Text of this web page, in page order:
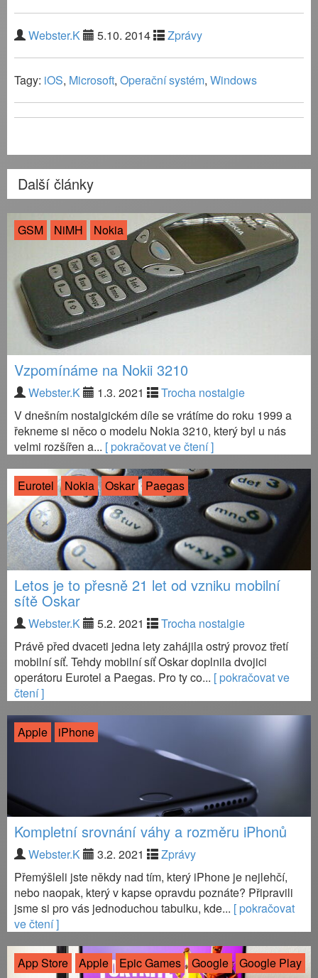
Webster.K 5.10. 2014 Zprávy
Tagy: iOS, Microsoft, Operační systém, Windows
Další články
GSM NiMH Nokia
Vzpomínáme na Nokii 3210
Webster.K 1.3. 2021
Trocha nostalgie
V dnešním nostalgickém díle se vrátíme do roku 1999 a
řekneme si něco o modelu Nokia 3210, který byl u nás
velmi rozšířen a... [ pokračovat ve čtení ]
Eurotel Nokia Oskar Paegas
Letos je to přesně 21 let od vzniku mobilní
sítě Oskar
Webster.K 5.2. 2021
Trocha nostalgie
Právě před dvaceti jedna lety zahájila ostrý provoz třetí
mobilní síť. Tehdy mobilní síť Oskar doplnila dvojici
operátoru Eurotel a Paegas. Pro ty co... [ pokračovat ve
čtení ]
Apple iPhone
Kompletní srovnání váhy a rozměru iPhonů
Webster.K 3.2. 2021
Zprávy
Přemýšleli jste někdy nad tím, který iPhone je nejlehčí,
nebo naopak, který v kapse opravdu poznáte? Připravili
jsme si pro vás jednoduchou tabulku, kde... [ pokračovat
ve čtení ]
App Store Apple Epic Games Google Google Play